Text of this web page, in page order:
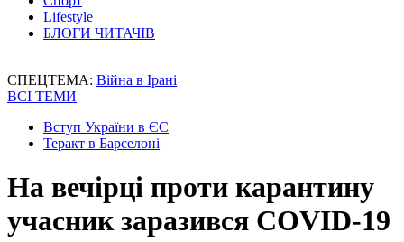
Lifestyle
БЛОГИ ЧИТАЧІВ
СПЕЦТЕМА: Війна в Ірані
ВСІ ТЕМИ
Вступ України в ЄС
Теракт в Барселоні
На вечірці проти карантину
учасник заразився COVID-19